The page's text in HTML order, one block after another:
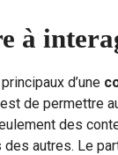
à
d’une
est de permettre
des
autres. Le